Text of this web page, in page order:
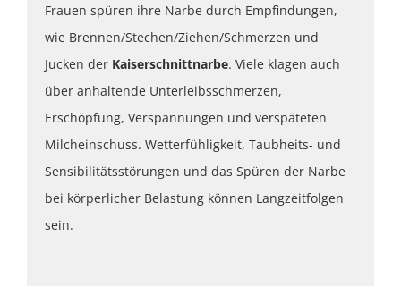
Frauen spüren ihre Narbe durch Empfindungen,
wie Brennen/Stechen/Ziehen/Schmerzen und
Jucken der Kaiserschnittnarbe. Viele klagen auch
über anhaltende Unterleibsschmerzen,
Erschöpfung, Verspannungen und verspäteten
Milcheinschuss. Wetterfühligkeit, Taubheits- und
Sensibilitätsstörungen und das Spüren der Narbe
bei körperlicher Belastung können Langzeitfolgen
sein.